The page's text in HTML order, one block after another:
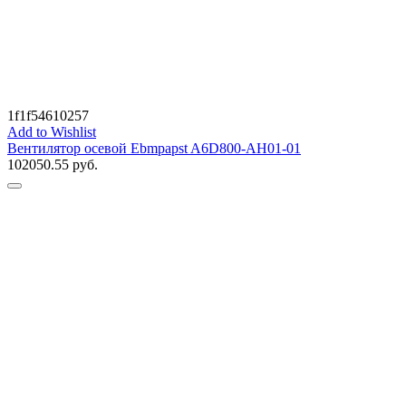
1f1f54610257
Add to Wishlist
Вентилятор осевой Ebmpapst A6D800-AH01-01
102050.55 руб.